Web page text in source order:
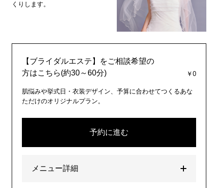
くりします。
【ブライダルエステ】をご相談希望の
方はこちら(約30～60分)
￥0
肌悩みや挙式日・衣装デザイン、予算に合わせてつくるあな
ただけのオリジナルプラン。
予約に進む
メニュー詳細